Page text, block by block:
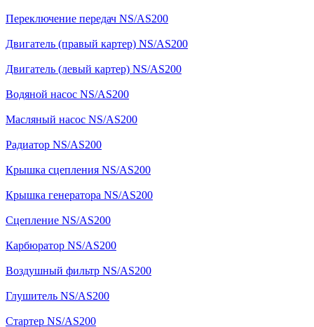
Переключение передач NS/AS200
Двигатель (правый картер) NS/AS200
Двигатель (левый картер) NS/AS200
Водяной насос NS/AS200
Масляный насос NS/AS200
Радиатор NS/AS200
Крышка сцепления NS/AS200
Крышка генератора NS/AS200
Сцепление NS/AS200
Карбюратор NS/AS200
Воздушный фильтр NS/AS200
Глушитель NS/AS200
Стартер NS/AS200